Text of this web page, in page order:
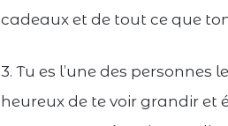
cadeaux et de tout ce que
3. Tu es l’une des
heureux de te voir grandir et